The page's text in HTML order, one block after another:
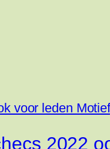
2022